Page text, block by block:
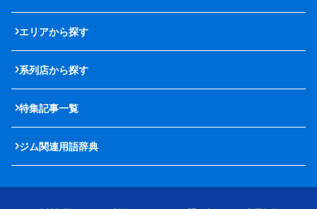
エリアから探す
系列店から探す
特集記事一覧
ジム関連用語辞典